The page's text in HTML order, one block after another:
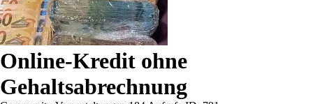
Online-Kredit ohne
Gehaltsabrechnung